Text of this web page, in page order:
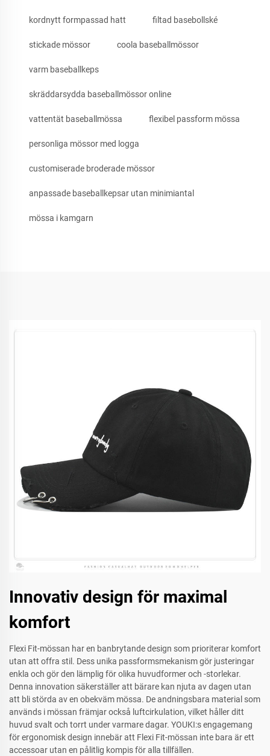
kordnytt formpassad hatt filtad basebollské
stickade mössor coola baseballmössor
varm baseballkeps
skräddarsydda baseballmössor online
vattentät baseballmössa flexibel passform mössa
personliga mössor med logga
customiserade broderade mössor
anpassade baseballkepsar utan minimiantal
mössa i kamgarn
Innovativ design för maximal
komfort
Flexi Fit-mössan har en banbrytande design som prioriterar komfort
utan att offra stil. Dess unika passformsmekanism gör justeringar
enkla och gör den lämplig för olika huvudformer och -storlekar.
Denna innovation säkerställer att bärare kan njuta av dagen utan
att bli störda av en obekväm mössa. De andningsbara material som
används i mössan främjar också luftcirkulation, vilket håller ditt
huvud svalt och torrt under varmare dagar. YOUKI:s engagemang
för ergonomisk design innebär att Flexi Fit-mössan inte bara är ett
accessoar utan en pålitlig kompis för alla tillfällen.